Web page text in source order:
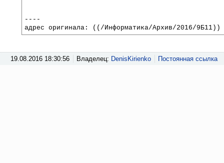
----
адрес оригинала: ((/Информатика/Архив/2016/9Б11))
19.08.2016 18:30:56 Владелец: DenisKirienko Постоянная ссылка